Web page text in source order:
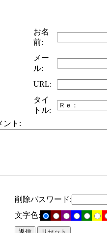
お名
前:
メー
ル:
URL:
タイ
トル:
ント:
削除パスワード:
文字色: